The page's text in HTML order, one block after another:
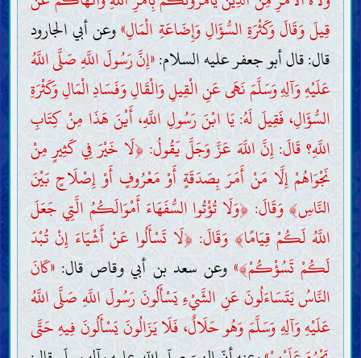
قِيلَ وَقَالَ وَكَثْرَةِ السُّؤَالِ وَإِضَاعَةِ الْمَالِ»وعن أبي الجارود
قال: قال أبو جعفر عليه السلام:«إِنَّ رَسُولَ اللَّهِ صَلَّى اللَّهُ
عَلَيْهِ وَآلِهِ وَسَلَّمَ نَهَى عَنِ الْقِيلِ وَالْقَالِ وَفَسَادِ الْمَالِ وَكَثْرَةِ
السُّؤَالِ، فَقِيلَ لَهُ: يَا ابْنَ رَسُولِ اللَّهِ، أَيْنَ هَذَا مِنْ كِتَابِ
اللَّهِ؟ قَالَ: إِنَّ اللَّهَ عَزَّ وَجَلَّ يَقُولُ: ﴿لَا خَيْرَ فِي كَثِيرٍ مِنْ
نَجْوَاهُمْ إِلَّا مَنْ أَمَرَ بِصَدَقَةٍ أَوْ مَعْرُوفٍ أَوْ إِصْلَاحٍ بَيْنَ
النَّاسِ﴾وَقَالَ: ﴿وَلَا تُؤْتُوا السُّفَهَاءَ أَمْوَالَكُمُ الَّتِي جَعَلَ
اللَّهُ لَكُمْ قِيَامًا﴾ وَقَالَ: ﴿لَا تَسْأَلُوا عَنْ أَشْيَاءَ إِنْ تُبْدَ
لَكُمْ تَسُؤْكُمْ﴾»وعن سعد بن أبي وقاص قال:«كَانَ
النَّاسُ يَتَسَاءَلُونَ عَنِ الشَّيْءِ يَسْأَلُونَ رَسُولَ اللَّهِ صَلَّى اللَّهُ
عَلَيْهِ وَآلِهِ وَسَلَّمَ وَهُو حَلَالٌ، فَلَا يَزَالُونَ يَسْأَلُونَ فِيهِ حَتَّى